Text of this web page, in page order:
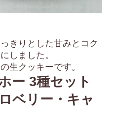
きりとした甘みとコク
しました。
生クッキーです。
ー 3種セット
ベリー・キャ